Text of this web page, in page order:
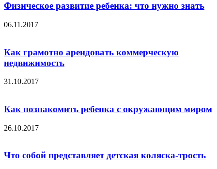
Физическое развитие ребенка: что нужно знать
06.11.2017
Как грамотно арендовать коммерческую
недвижимость
31.10.2017
Как познакомить ребенка с окружающим миром
26.10.2017
Что собой представляет детская коляска-трость